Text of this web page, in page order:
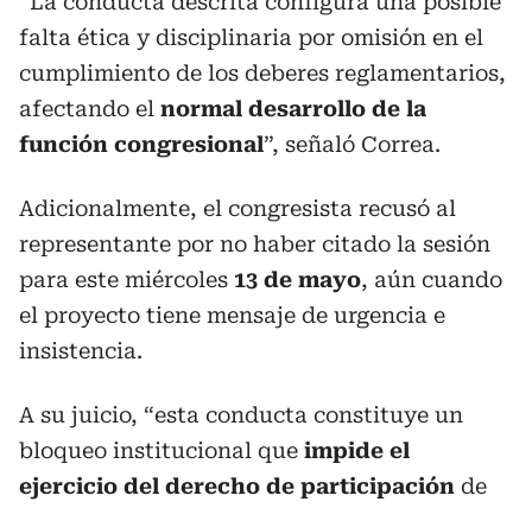
falta ética y disciplinaria por omisión en el
cumplimiento de los deberes reglamentarios,
afectando el normal desarrollo de la
función congresional”, señaló Correa.
Adicionalmente, el congresista recusó al
representante por no haber citado la sesión
para este miércoles 13 de mayo, aún cuando
el proyecto tiene mensaje de urgencia e
insistencia.
A su juicio, “esta conducta constituye un
bloqueo institucional que impide el
ejercicio del derecho de participación de